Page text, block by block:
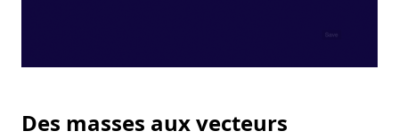
Des masses aux vecteurs